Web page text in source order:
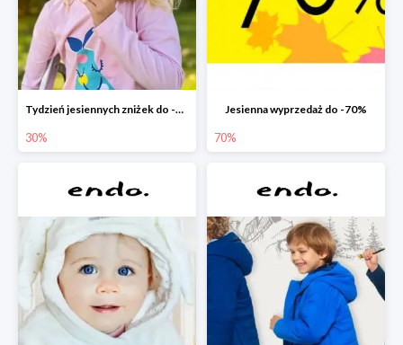
Tydzień jesiennych zniżek do -30%
30%
Jesienna wyprzedaż do -70%
70%